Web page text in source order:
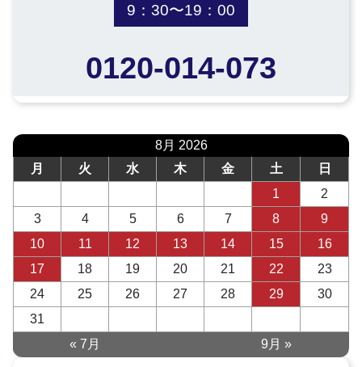
9：30〜19：00
0120-014-073
8月 2026
月
火 水 木 金 土
日
1
2
3
4 5 6 7 8
9
10
11 12 13 14 15
16
17
18 19 20 21 22
23
24
25 26 27 28 29
30
31
« 7月
9月 »